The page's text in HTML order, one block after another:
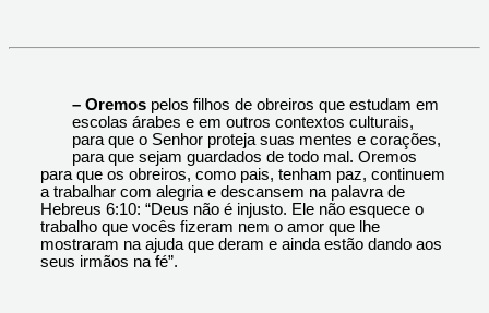
– Oremos pelos filhos de obreiros que estudam em
escolas árabes e em outros contextos culturais,
para que o Senhor proteja suas mentes e corações,
para que sejam guardados de todo mal. Oremos
para que os obreiros, como pais, tenham paz, continuem
a trabalhar com alegria e descansem na palavra de
Hebreus 6:10: “Deus não é injusto. Ele não esquece o
trabalho que vocês fizeram nem o amor que lhe
mostraram na ajuda que deram e ainda estão dando aos
seus irmãos na fé”.